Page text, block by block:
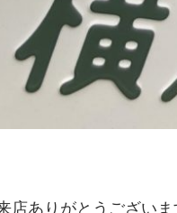
店ありがとうござい